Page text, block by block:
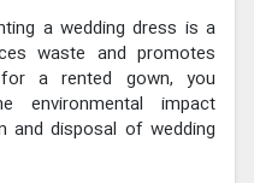
a wedding dress is a
waste and promotes
a rented gown, you
environmental impact
and disposal of wedding